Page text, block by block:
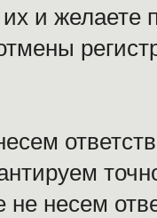
и желаете
несем